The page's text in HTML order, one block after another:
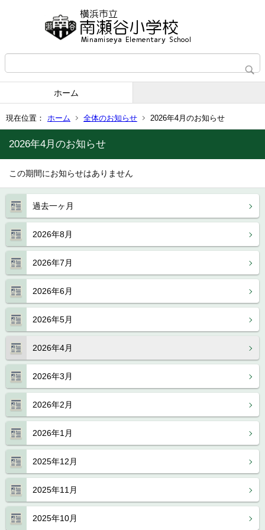
ホーム
現在位置： ホーム 全体のお知らせ 2026年4月のお知らせ
過去一ヶ月
2026年8月
2026年7月
2026年6月
2026年5月
2026年4月
2026年3月
2026年2月
2026年1月
2025年12月
2025年11月
2025年10月
2026年4月のお知らせ
この期間にお知らせはありません